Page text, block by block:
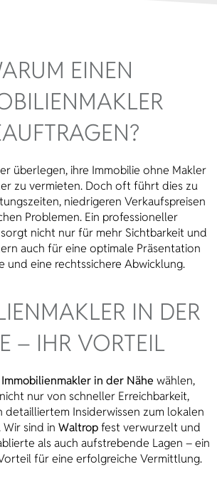
EINEN
überlegen, ihre Immobilie ohne Makler
zu vermieten. Doch oft führt dies zu
niedrigeren Verkaufspreisen
Problemen. Ein professioneller
nicht nur für mehr Sichtbarkeit und
auch für eine optimale Präsentation
und eine rechtssichere Abwicklung.
IN DER
– IHR VORTEIL
Immobilienmakler in der Nähe wählen,
nur von schneller Erreichbarkeit,
detailliertem Insiderwissen zum lokalen
sind in Waltropfest verwurzelt und
als auch aufstrebende Lagen – ein
für eine erfolgreiche Vermittlung.